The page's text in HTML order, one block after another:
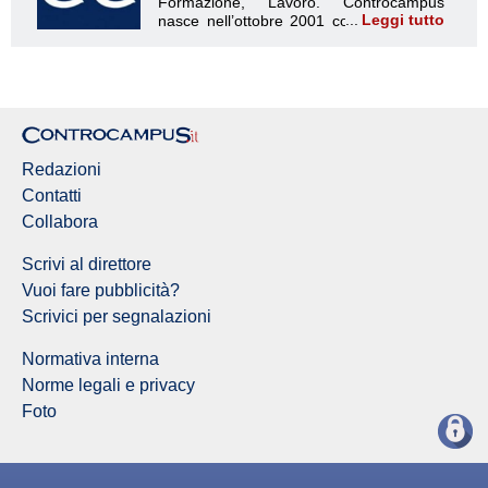
Leggi tutto
Redazioni
Contatti
Collabora
Scrivi al direttore
Vuoi fare pubblicità?
Scrivici per segnalazioni
Normativa interna
Norme legali e privacy
Foto